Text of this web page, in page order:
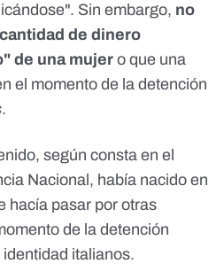
Sin embargo, no
de dinero
de una mujer o que una
el momento de la detención
.
según consta en el
Nacional, había nacido en
hacía pasar por otras
de la detención
italianos.